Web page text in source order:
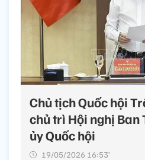
Chủ tịch Quốc hội
chủ trì Hội nghị Ban
ủy Quốc hội
19/05/2026 16:53’